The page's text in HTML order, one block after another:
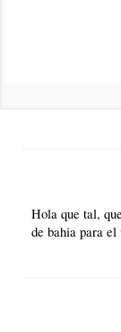
Vuelos por
Porto
allí deberán
el artículo,
con
Hola que tal,
de bahia para